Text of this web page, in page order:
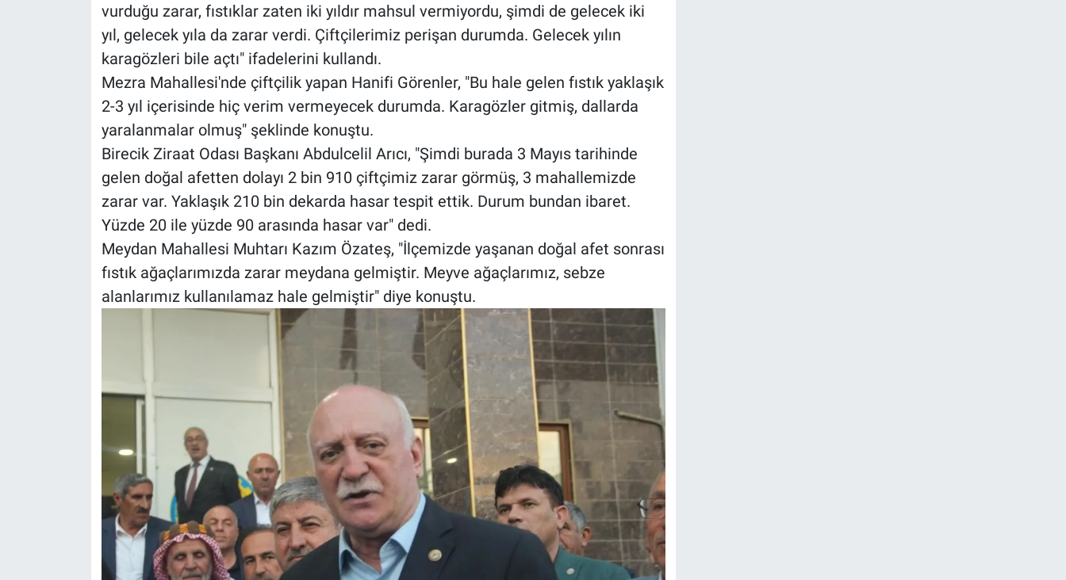
vurduğu zarar, fıstıklar zaten iki yıldır mahsul vermiyordu, şimdi de gelecek iki
yıl, gelecek yıla da zarar verdi. Çiftçilerimiz perişan durumda. Gelecek yılın
karagözleri bile açtı" ifadelerini kullandı.
Mezra Mahallesi'nde çiftçilik yapan Hanifi Görenler, "Bu hale gelen fıstık yaklaşık
2-3 yıl içerisinde hiç verim vermeyecek durumda. Karagözler gitmiş, dallarda
yaralanmalar olmuş" şeklinde konuştu.
Birecik Ziraat Odası Başkanı Abdulcelil Arıcı, "Şimdi burada 3 Mayıs tarihinde
gelen doğal afetten dolayı 2 bin 910 çiftçimiz zarar görmüş, 3 mahallemizde
zarar var. Yaklaşık 210 bin dekarda hasar tespit ettik. Durum bundan ibaret.
Yüzde 20 ile yüzde 90 arasında hasar var" dedi.
Meydan Mahallesi Muhtarı Kazım Özateş, "İlçemizde yaşanan doğal afet sonrası
fıstık ağaçlarımızda zarar meydana gelmiştir. Meyve ağaçlarımız, sebze
alanlarımız kullanılamaz hale gelmiştir" diye konuştu.